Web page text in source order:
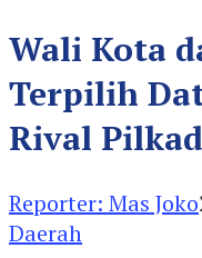
Wali Kota
Terpilih
Rival
Reporter: Mas Joko
Daerah